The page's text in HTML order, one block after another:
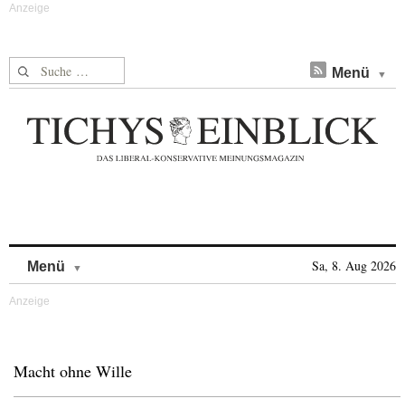
Suche nach: Menü
Menü Sa, 8. Aug 2026
Macht ohne Wille